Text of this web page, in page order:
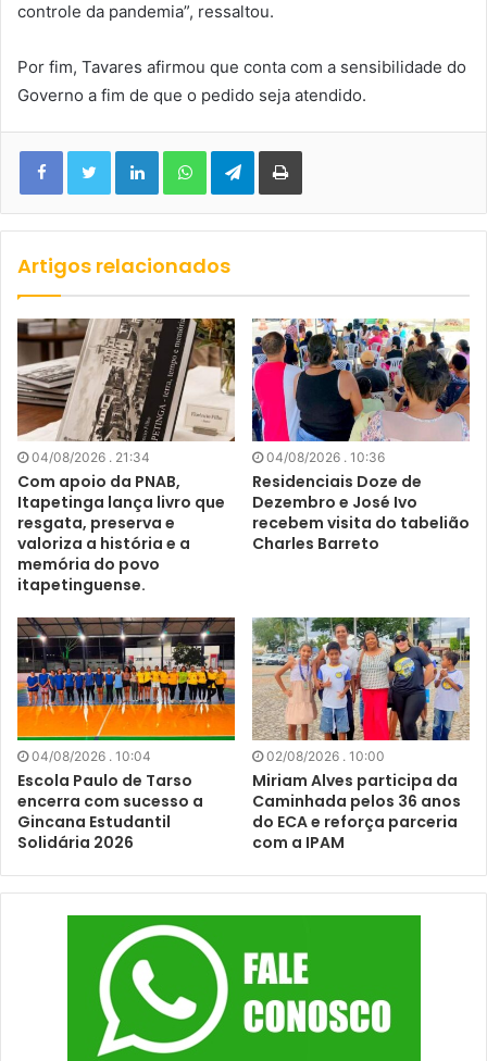
controle da pandemia”, ressaltou.
Por fim, Tavares afirmou que conta com a sensibilidade do
Governo a fim de que o pedido seja atendido.
FacebookTwitterLinkedinWhatsAppTelegramImprimir
Artigos relacionados
04/08/2026 . 21:34
Com apoio da PNAB,
Itapetinga lança livro que
resgata, preserva e
valoriza a história e a
memória do povo
itapetinguense.
04/08/2026 . 10:36
Residenciais Doze de
Dezembro e José Ivo
recebem visita do tabelião
Charles Barreto
04/08/2026 . 10:04
Escola Paulo de Tarso
encerra com sucesso a
Gincana Estudantil
Solidária 2026
02/08/2026 . 10:00
Miriam Alves participa da
Caminhada pelos 36 anos
do ECA e reforça parceria
com a IPAM